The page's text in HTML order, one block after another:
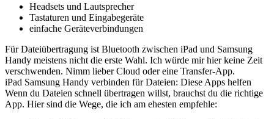
Headsets und Lautsprecher
Tastaturen und Eingabegeräte
einfache Geräteverbindungen
Für Dateiübertragung ist Bluetooth zwischen iPad und Samsung
Handy meistens nicht die erste Wahl. Ich würde mir hier keine Zeit
verschwenden. Nimm lieber Cloud oder eine Transfer-App.
iPad Samsung Handy verbinden für Dateien: Diese Apps helfen
Wenn du Dateien schnell übertragen willst, brauchst du die richtige
App. Hier sind die Wege, die ich am ehesten empfehle: